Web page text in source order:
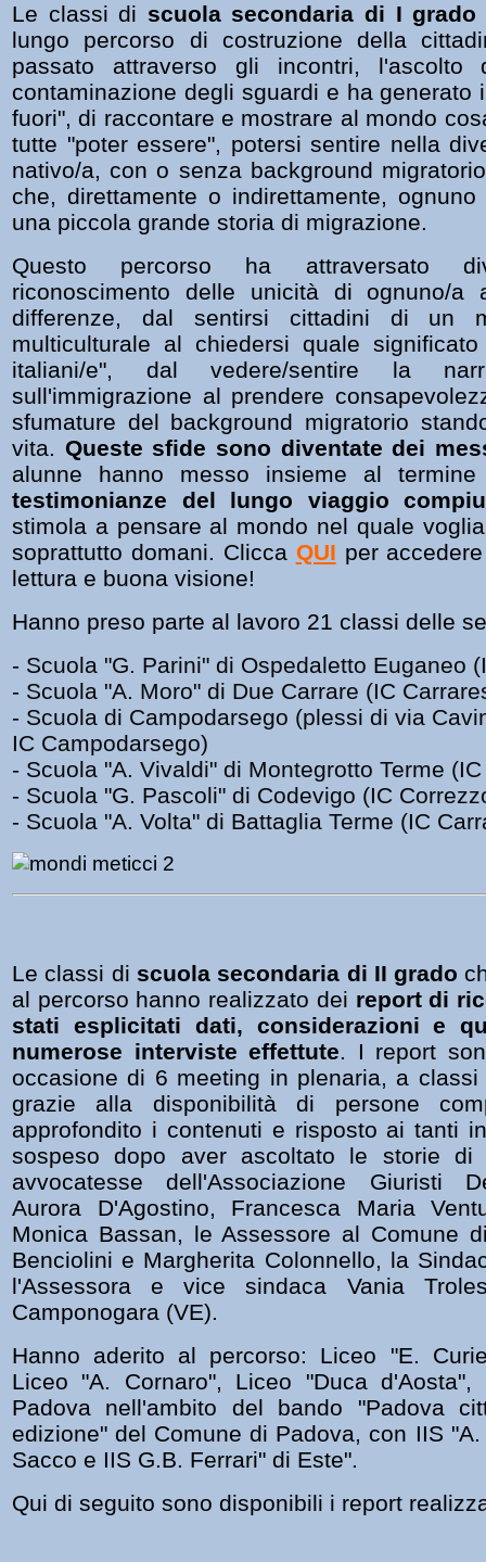
Le classi di scuola secondaria di I grado
lungo percorso di costruzione della
passato attraverso gli incontri,
contaminazione degli sguardi e ha generato
fuori", di raccontare e mostrare al mondo
tutte "poter essere", potersi sentire nella
nativo/a, con o senza background
che, direttamente o indirettamente,
una piccola grande storia di migrazione.
Questo percorso ha attraversato
riconoscimento delle unicità di ognuno/a
differenze, dal sentirsi cittadini di un
multiculturale al chiedersi quale
italiani/e", dal vedere/sentire la
sull'immigrazione al prendere
sfumature del background migratorio
vita. Queste sfide sono diventate dei
alunne hanno messo insieme al
testimonianze del lungo viaggio
stimola a pensare al mondo nel quale
soprattutto domani. Clicca QUI per
lettura e buona visione!
Hanno preso parte al lavoro 21 classi delle
- Scuola "G. Parini" di Ospedaletto Euganeo
- Scuola "A. Moro" di Due Carrare (IC
- Scuola di Campodarsego (plessi di via
IC Campodarsego)
- Scuola "A. Vivaldi" di Montegrotto Terme
- Scuola "G. Pascoli" di Codevigo (IC
- Scuola "A. Volta" di Battaglia Terme (IC
Le classi di scuola secondaria di II grado
al percorso hanno realizzato dei report di
stati esplicitati dati, considerazioni e
numerose interviste effettute. I report
occasione di 6 meeting in plenaria, a
grazie alla disponibilità di persone
approfondito i contenuti e risposto ai tanti
sospeso dopo aver ascoltato le storie
avvocatesse dell'Associazione Giuristi
Aurora D'Agostino, Francesca Maria
Monica Bassan, le Assessore al Comune
Benciolini e Margherita Colonnello, la
l'Assessora e vice sindaca Vania
Camponogara (VE).
Hanno aderito al percorso: Liceo "E.
Liceo "A. Cornaro", Liceo "Duca
Padova nell'ambito del bando "Padova
edizione" del Comune di Padova, con IIS
Sacco e IIS G.B. Ferrari" di Este".
Qui di seguito sono disponibili i report